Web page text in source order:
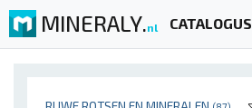
MINERALY.nl CATALOGUS